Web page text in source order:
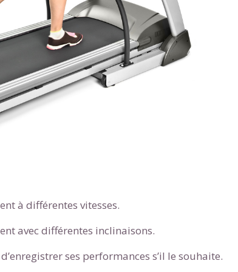
à différentes vitesses.
avec différentes inclinaisons.
ses performances s’il le souhaite.
de révisions
dédié aux
pour suivre les
Des profs expérimentés
disponibles à la
par tchat, audio ou
sera envoyé à cette adresse e-mail. En renseignant votre e-mail,
vos données à caractère personnel soient traitées par SEJER, sous la
de recevoir les actualités et des communications de
pourrez vous désinscrire à tout moment, à travers le lien de
dans chaque newsletter. Pour en savoir plus sur la